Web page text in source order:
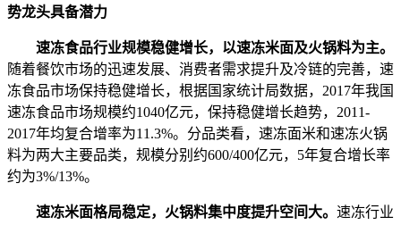
势龙头具备潜力
速冻食品行业规模稳健增长，以速冻米面及火锅料为主。
随着餐饮市场的迅速发展、消费者需求提升及冷链的完善，速
冻食品市场保持稳健增长，根据国家统计局数据，2017年我国
速冻食品市场规模约1040亿元，保持稳健增长趋势，2011-
2017年均复合增率为11.3%。分品类看，速冻面米和速冻火锅
料为两大主要品类，规模分别约600/400亿元，5年复合增长率
约为3%/13%。
速冻米面格局稳定，火锅料集中度提升空间大。 速冻行业